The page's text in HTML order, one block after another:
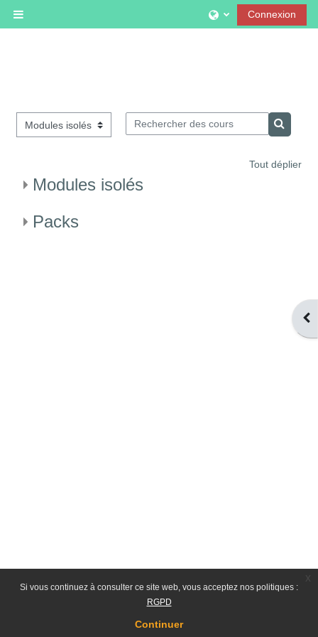
Connexion
Catégories de cours
Rechercher des cours
Tout déplier
Modules isolés
Packs
Si vous continuez à consulter ce site web, vous acceptez nos politiques :
RGPD
Continuer